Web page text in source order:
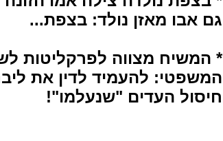
גם אבו מאזן נולד: בצפת...
* המשיח מצווה לפרקליטות
המשפטי: להעמיד לדין את
חיסול העדים "שנעלמו"!